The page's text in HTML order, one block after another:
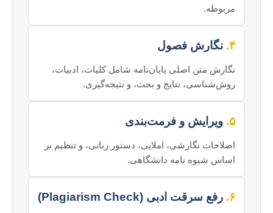
مربوطه.
۴. نگارش فصول
نگارش متن اصلی پایان‌نامه شامل کلیات، ادبیات،
روش‌شناسی، نتایج و بحث، و نتیجه‌گیری.
۵. ویرایش و فرمت‌بندی
اصلاحات نگارشی، املایی، دستور زبانی، و تنظیم بر
اساس شیوه نامه دانشگاهی.
۶. رفع سرقت ادبی (Plagiarism Check)